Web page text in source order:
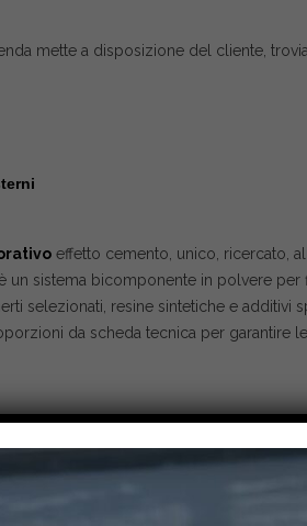
mette a disposizione del cliente,
effetto cemento, unico, ricercato,
un sistema bicomponente in polvere per
selezionati, resine sintetiche e additivi
da scheda tecnica per garantire